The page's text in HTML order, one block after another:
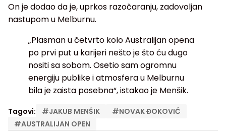
On je dodao da je, uprkos razočaranju, zadovoljan
nastupom u Melburnu.
„Plasman u četvrto kolo Australijan opena
po prvi put u karijeri nešto je što ću dugo
nositi sa sobom. Osetio sam ogromnu
energiju publike i atmosfera u Melburnu
bila je zaista posebna“, istakao je Menšik.
Tagovi: #JAKUB MENŠIK #NOVAK ĐOKOVIĆ
#AUSTRALIJAN OPEN